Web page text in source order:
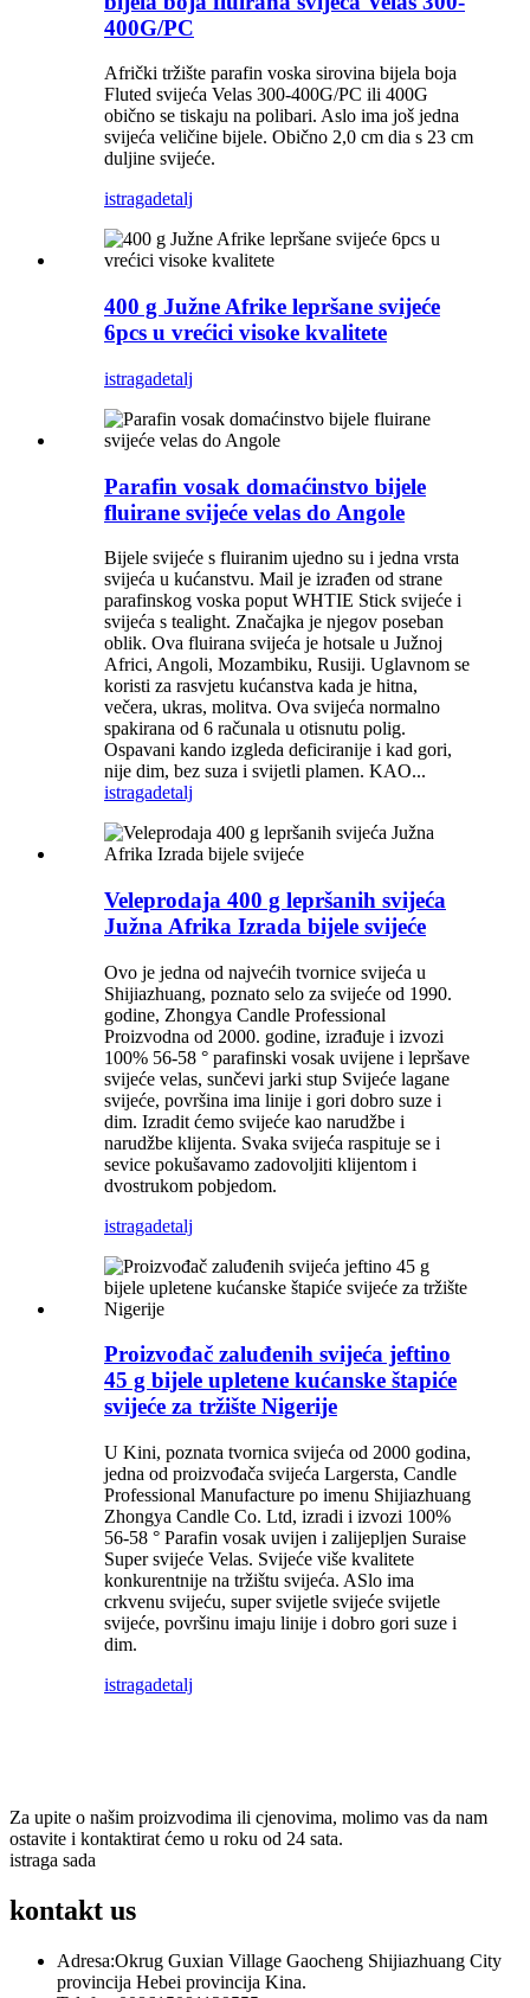
400G/PC
Afrički tržište parafin voska sirovina bijela boja
Fluted svijeća Velas 300-400G/PC ili 400G
obično se tiskaju na polibari. Aslo ima još jedna
svijeća veličine bijele. Obično 2,0 cm dia s 23 cm
duljine svijeće.
istragadetalj
400 g Južne Afrike lepršane svijeće
6pcs u vrećici visoke kvalitete
istragadetalj
Parafin vosak domaćinstvo bijele
fluirane svijeće velas do Angole
Bijele svijeće s fluiranim ujedno su i jedna vrsta
svijeća u kućanstvu. Mail je izrađen od strane
parafinskog voska poput WHTIE Stick svijeće i
svijeća s tealight. Značajka je njegov poseban
oblik. Ova fluirana svijeća je hotsale u Južnoj
Africi, Angoli, Mozambiku, Rusiji. Uglavnom se
koristi za rasvjetu kućanstva kada je hitna,
večera, ukras, molitva. Ova svijeća normalno
spakirana od 6 računala u otisnutu polig.
Ospavani kando izgleda deficiranije i kad gori,
nije dim, bez suza i svijetli plamen. KAO...
istragadetalj
Veleprodaja 400 g lepršanih svijeća
Južna Afrika Izrada bijele svijeće
Ovo je jedna od najvećih tvornice svijeća u
Shijiazhuang, poznato selo za svijeće od 1990.
godine, Zhongya Candle Professional
Proizvodna od 2000. godine, izrađuje i izvozi
100% 56-58 ° parafinski vosak uvijene i lepršave
svijeće velas, sunčevi jarki stup Svijeće lagane
svijeće, površina ima linije i gori dobro suze i
dim. Izradit ćemo svijeće kao narudžbe i
narudžbe klijenta. Svaka svijeća raspituje se i
sevice pokušavamo zadovoljiti klijentom i
dvostrukom pobjedom.
istragadetalj
Proizvođač zaluđenih svijeća jeftino
45 g bijele upletene kućanske štapiće
svijeće za tržište Nigerije
U Kini, poznata tvornica svijeća od 2000 godina,
jedna od proizvođača svijeća Largersta, Candle
Professional Manufacture po imenu Shijiazhuang
Zhongya Candle Co. Ltd, izradi i izvozi 100%
56-58 ° Parafin vosak uvijen i zalijepljen Suraise
Super svijeće Velas. Svijeće više kvalitete
konkurentnije na tržištu svijeća. ASlo ima
crkvenu svijeću, super svijetle svijeće svijetle
svijeće, površinu imaju linije i dobro gori suze i
dim.
istragadetalj
Za upite o našim proizvodima ili cjenovima, molimo vas da nam
ostavite i kontaktirat ćemo u roku od 24 sata.
istraga sada
kontakt us
Adresa:Okrug Guxian Village Gaocheng Shijiazhuang City
provincija Hebei provincija Kina.